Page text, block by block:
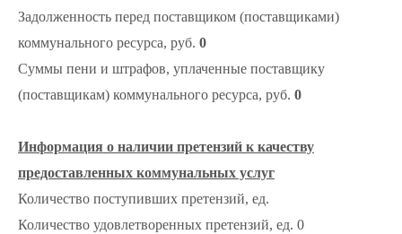
Задолженность перед поставщиком (поставщиками)
коммунального ресурса, руб. 0
Суммы пени и штрафов, уплаченные поставщику
(поставщикам) коммунального ресурса, руб. 0
Информация о наличии претензий к качеству
предоставленных коммунальных услуг
Количество поступивших претензий, ед.
Количество удовлетворенных претензий, ед. 0